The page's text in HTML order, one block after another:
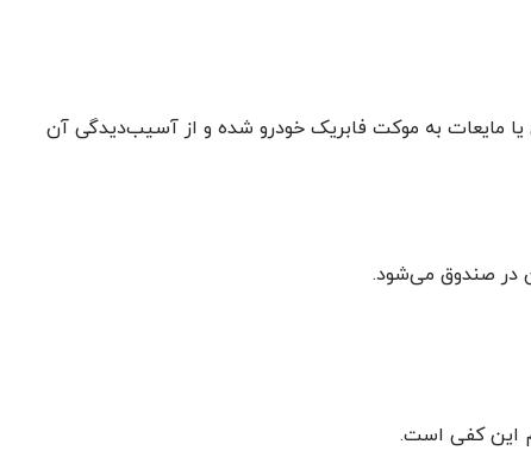
مایعات به موکت فابریک خودرو شده و از آسیب‌دیدگی آن
در صندوق می‌شود.
این کفی است.